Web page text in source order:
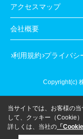
アクセスマップ
会社概要
利用規約 プライバシ
Copyright(c)
当サイトでは、お客様の
して、クッキー（Cookie
詳しくは、当社の 「